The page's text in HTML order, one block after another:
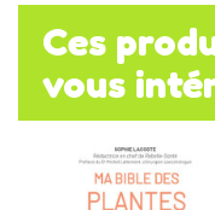
Ces
vous